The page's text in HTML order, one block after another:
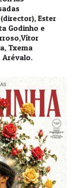
Ester
Godinho e
Txema
Arévalo.